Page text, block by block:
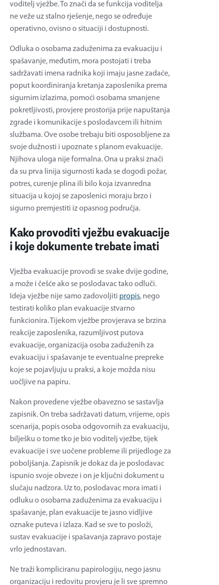
voditelj vježbe. To znači da se funkcija voditelja
ne veže uz stalno rješenje, nego se određuje
operativno, ovisno o situaciji i dostupnosti.
Odluka o osobama zaduženima za evakuaciju i
spašavanje, međutim, mora postojati i treba
sadržavati imena radnika koji imaju jasne zadaće,
poput koordiniranja kretanja zaposlenika prema
sigurnim izlazima, pomoći osobama smanjene
pokretljivosti, provjere prostorija prije napuštanja
zgrade i komunikacije s poslodavcem ili hitnim
službama. Ove osobe trebaju biti osposobljene za
svoje dužnosti i upoznate s planom evakuacije.
Njihova uloga nije formalna. Ona u praksi znači
da su prva linija sigurnosti kada se dogodi požar,
potres, curenje plina ili bilo koja izvanredna
situacija u kojoj se zaposlenici moraju brzo i
sigurno premjestiti iz opasnog područja.
Kako provoditi vježbu evakuacije
i koje dokumente trebate imati
Vježba evakuacije provodi se svake dvije godine,
a može i češće ako se poslodavac tako odluči.
Ideja vježbe nije samo zadovoljiti propis, nego
testirati koliko plan evakuacije stvarno
funkcionira. Tijekom vježbe provjerava se brzina
reakcije zaposlenika, razumljivost putova
evakuacije, organizacija osoba zaduženih za
evakuaciju i spašavanje te eventualne prepreke
koje se pojavljuju u praksi, a koje možda nisu
uočljive na papiru.
Nakon provedene vježbe obavezno se sastavlja
zapisnik. On treba sadržavati datum, vrijeme, opis
scenarija, popis osoba odgovornih za evakuaciju,
bilješku o tome tko je bio voditelj vježbe, tijek
evakuacije i sve uočene probleme ili prijedloge za
poboljšanja. Zapisnik je dokaz da je poslodavac
ispunio svoje obveze i on je ključni dokument u
slučaju nadzora. Uz to, poslodavac mora imati i
odluku o osobama zaduženima za evakuaciju i
spašavanje, plan evakuacije te jasno vidljive
oznake puteva i izlaza. Kad se sve to posloži,
sustav evakuacije i spašavanja zapravo postaje
vrlo jednostavan.
Ne traži kompliciranu papirologiju, nego jasnu
organizaciju i redovitu provjeru je li sve spremno